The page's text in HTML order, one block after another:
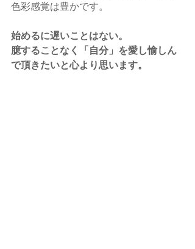
色彩感覚は豊かです。
始めるに遅いことはない。
臆することなく「自分」を愛し愉しん
で頂きたいと心より思います。